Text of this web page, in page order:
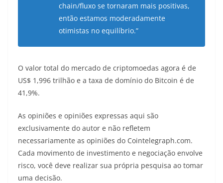
chain/fluxo se tornaram mais positivas,
então estamos moderadamente
otimistas no equilíbrio.”
O valor total do mercado de criptomoedas agora é de
US$ 1,996 trilhão e a taxa de domínio do Bitcoin é de
41,9%.
As opiniões e opiniões expressas aqui são
exclusivamente do autor e não refletem
necessariamente as opiniões do Cointelegraph.com.
Cada movimento de investimento e negociação envolve
risco, você deve realizar sua própria pesquisa ao tomar
uma decisão.